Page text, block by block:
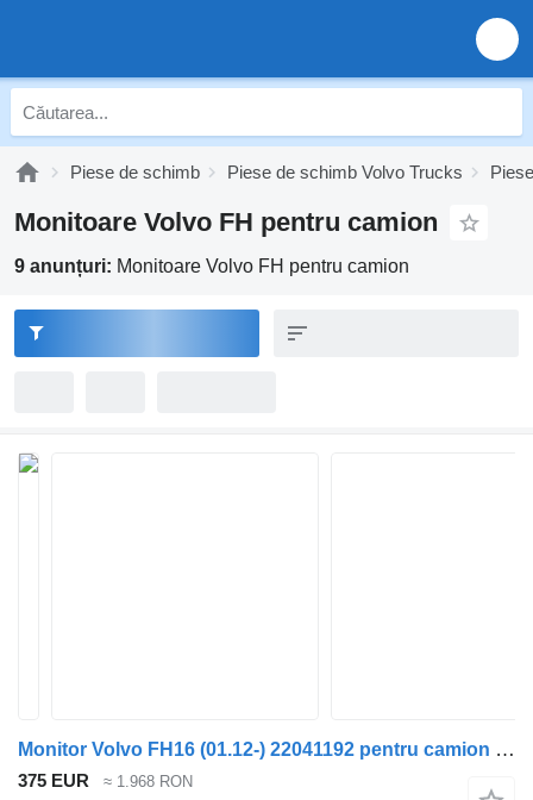
Piese de schimb Piese de schimb Volvo Trucks
Monitoare Volvo FH pentru camion
9 anunțuri: Monitoare Volvo FH pentru camion
Monitor Volvo FH16 (01.12-) 22041192 pentru camion Volvo FH12, FH16, NH12, FH, VNL780 (1993-2014)
375 EUR ≈ 1.968 RON